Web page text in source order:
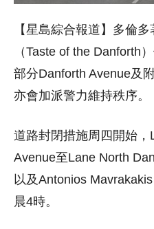
【星島綜合報道】多倫
（Taste of the Danforth
部分Danforth Avenue及
亦會加派警力維持秩序。
道路封閉措施周四開始
Avenue至Lane North
以及Antonios
晨4時。